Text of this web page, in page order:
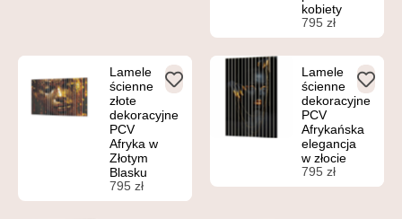
kobiety
795 zł
Lamele
ścienne
złote
dekoracyjne
PCV
Afryka w
Złotym
Blasku
795 zł
Lamele
ścienne
dekoracyjne
PCV
Afrykańska
elegancja
w złocie
795 zł